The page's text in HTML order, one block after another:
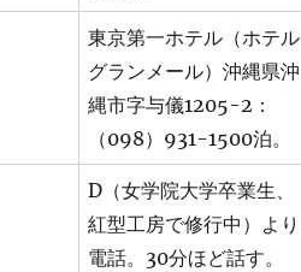
東京第一ホテル（ホテル
グランメール）沖縄県沖
縄市字与儀1205-2：
（098）931-1500泊。
D（女学院大学卒業生、
紅型工房で修行中）より
電話。30分ほど話す。